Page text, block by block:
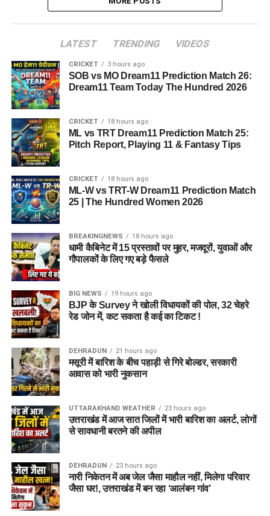
LATEST TRENDING VIDEOS
CRICKET 3 hours ago
SOB vs MO Dream11 Prediction Match 26:
Dream11 Team Today The Hundred 2026
CRICKET 18 hours ago
ML vs TRT Dream11 Prediction Match 25:
Pitch Report, Playing 11 & Fantasy Tips
CRICKET 18 hours ago
ML-W vs TRT-W Dream11 Prediction Match
25 | The Hundred Women 2026
BREAKINGNEWS 18 hours ago
धामी कैबिनेट में 15 प्रस्तावों पर मुहर, मजदूरों, युवाओं और
गौपालकों के लिए गए बड़े फैसले
BIG NEWS 19 hours ago
BJP के Survey ने खोली विधायकों की पोल, 32 चेहरे
रेड जोन में, कट सकता है कई का टिकट !
DEHRADUN 21 hours ago
मसूरी में बारिश के बीच पहाड़ी से गिरे बोल्डर, सरकारी
आवास को भारी नुकसान
UTTARAKHAND WEATHER 23 hours ago
उत्तराखंड में आज सात जिलों में भारी बारिश का अलर्ट, लोगों
से सावधानी बरतने की अपील
DEHRADUN 23 hours ago
नारी निकेतन में अब जेल जैसा माहौल नहीं, मिलेगा परिवार
जैसा घर!, उत्तराखंड में बन रहा ‘आलंबन गांव’